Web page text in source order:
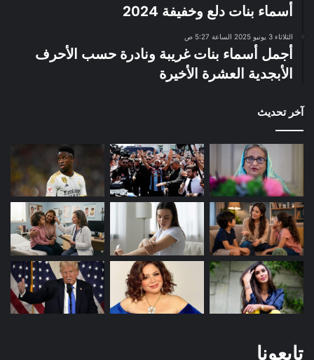
أسماء بنات دلع وخفيفة 2024
الثلاثاء 3 يونيو 2025 الساعة 5:27 ص
أجمل أسماء بنات غريبة ونادرة حسب الأحرف
الأبجدية العشرة الأخيرة
آخر تحديث
تابعونا